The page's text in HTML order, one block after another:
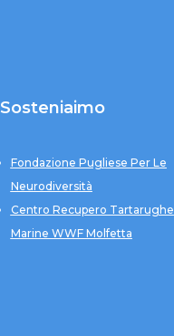
Sosteniaimo
Fondazione Pugliese Per Le
Neurodiversità
Centro Recupero Tartarughe
Marine WWF Molfetta